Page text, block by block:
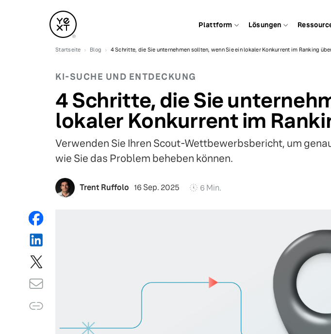
Plattform Lösungen
Startseite Blog 4 Schritte, die Sie unternehmen sollten, wenn Sie ein lokaler Konkurrent im Ranking
KI-SUCHE UND ENTDECKUNG
4 Schritte, die Sie
lokaler Konkurrent im
Verwenden Sie Ihren Scout-Wettbewerbsbericht, um
wie Sie das Problem beheben können.
Trent Ruffolo 16 Sep. 2025 6 Min.